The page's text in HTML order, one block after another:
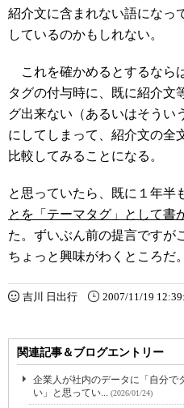
紹介文に含まれない語になっ
しているのかもしれない。
これを確かめるとするなら
タグの付与時に、既に紹介文
グ出来ない（あるいはそうい
にしてしまって、紹介文の全
比較してみることになる。
と思っていたら、既に１年半
とを「テーマタグ」として書
た。ずいぶん前の提言ですが
ちょっと興味がわくところだ。
吉川 日出行 2007/11/19
関連記事＆ブログエントリー
企業人が社内のデータに「自分で
い」と思ってい... (2026/01/24)